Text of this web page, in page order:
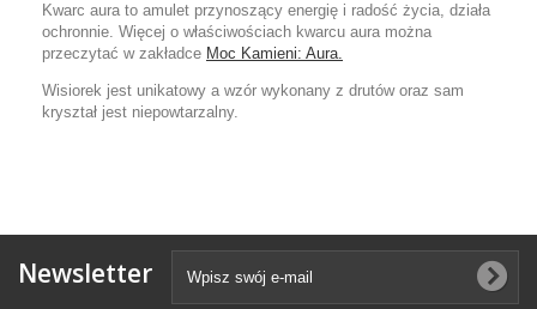
Kwarc aura to amulet przynoszący energię i radość życia, działa
ochronnie. Więcej o właściwościach kwarcu aura można
przeczytać w zakładce Moc Kamieni: Aura.
Wisiorek jest unikatowy a wzór wykonany z drutów oraz sam
kryształ jest niepowtarzalny.
Newsletter